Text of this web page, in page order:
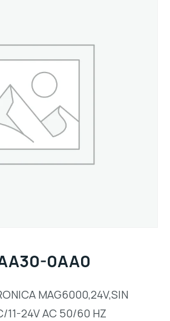
0AA0
MAG6000,24V,SIN
11-24V AC 50/60 HZ